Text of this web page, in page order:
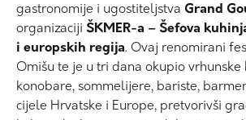
gastronomije i ugostiteljstva Grand
organizaciji ŠKMER-a – Šefova
i europskih regija. Ovaj renomirani
Omišu te je u tri dana okupio vrhunske
konobare, sommelijere, bariste,
cijele Hrvatske i Europe, pretvorivši